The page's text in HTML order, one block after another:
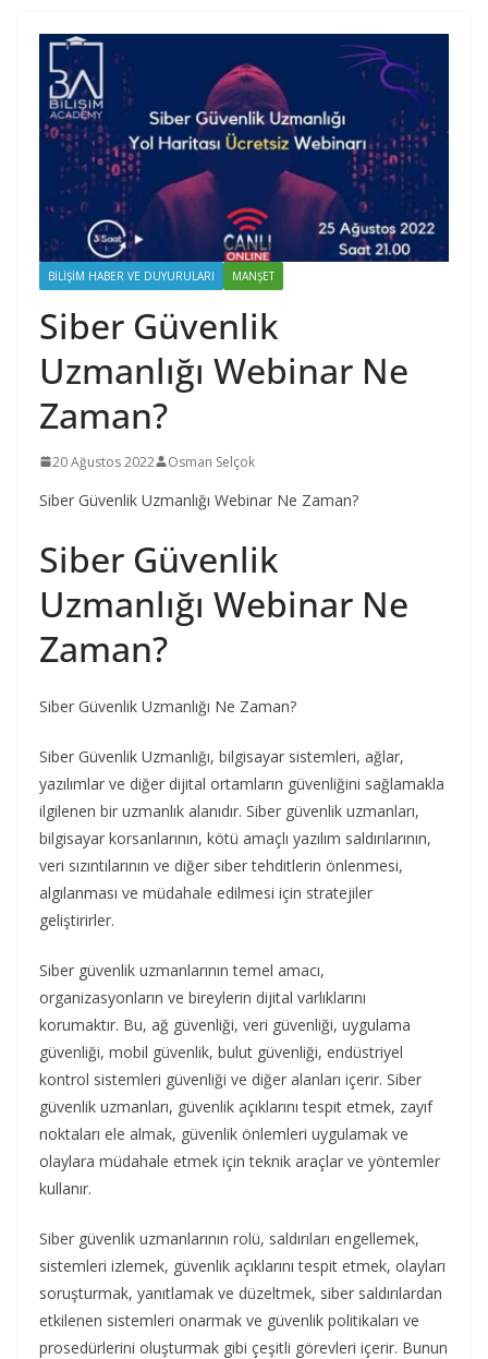
BILIŞIM HABER VE DUYURULARI MANŞET
Siber Güvenlik
Uzmanlığı Webinar Ne
Zaman?
20 Ağustos 2022 Osman Selçok
Siber Güvenlik Uzmanlığı Webinar Ne Zaman?
Siber Güvenlik
Uzmanlığı Webinar Ne
Zaman?
Siber Güvenlik Uzmanlığı Ne Zaman?
Siber Güvenlik Uzmanlığı, bilgisayar sistemleri, ağlar,
yazılımlar ve diğer dijital ortamların güvenliğini sağlamakla
ilgilenen bir uzmanlık alanıdır. Siber güvenlik uzmanları,
bilgisayar korsanlarının, kötü amaçlı yazılım saldırılarının,
veri sızıntılarının ve diğer siber tehditlerin önlenmesi,
algılanması ve müdahale edilmesi için stratejiler
geliştirirler.
Siber güvenlik uzmanlarının temel amacı,
organizasyonların ve bireylerin dijital varlıklarını
korumaktır. Bu, ağ güvenliği, veri güvenliği, uygulama
güvenliği, mobil güvenlik, bulut güvenliği, endüstriyel
kontrol sistemleri güvenliği ve diğer alanları içerir. Siber
güvenlik uzmanları, güvenlik açıklarını tespit etmek, zayıf
noktaları ele almak, güvenlik önlemleri uygulamak ve
olaylara müdahale etmek için teknik araçlar ve yöntemler
kullanır.
Siber güvenlik uzmanlarının rolü, saldırıları engellemek,
sistemleri izlemek, güvenlik açıklarını tespit etmek, olayları
soruşturmak, yanıtlamak ve düzeltmek, siber saldırılardan
etkilenen sistemleri onarmak ve güvenlik politikaları ve
prosedürlerini oluşturmak gibi çeşitli görevleri içerir. Bunun